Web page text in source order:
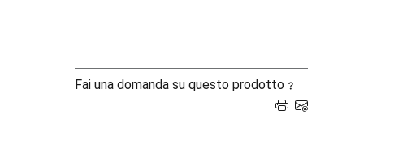
Fai una domanda su questo prodotto